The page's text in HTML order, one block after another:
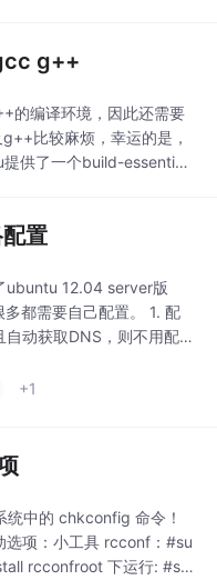
g++
的编译环境，因此还需要
比较麻烦，幸运的是，
供了一个build-essential
置
ubuntu 12.04 server版
都需要自己配置。 1. 配
动获取DNS，则不用配
络配置信息放在/etc/n
+1
统中的 chkconfig 命令！
选项：小工具 rcconf：#su
rcconfroot 下运行: #su